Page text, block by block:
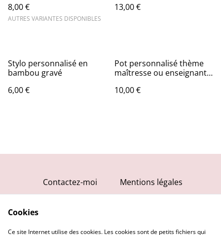
8,00 €
AUTRES VARIANTES DISPONIBLES
13,00 €
Stylo personnalisé en
bambou gravé
6,00 €
Pot personnalisé thème
maîtresse ou enseignant
10,00 €
Contactez-moi Mentions légales
Cookies
Ce site Internet utilise des cookies. Les cookies sont de petits fichiers qui